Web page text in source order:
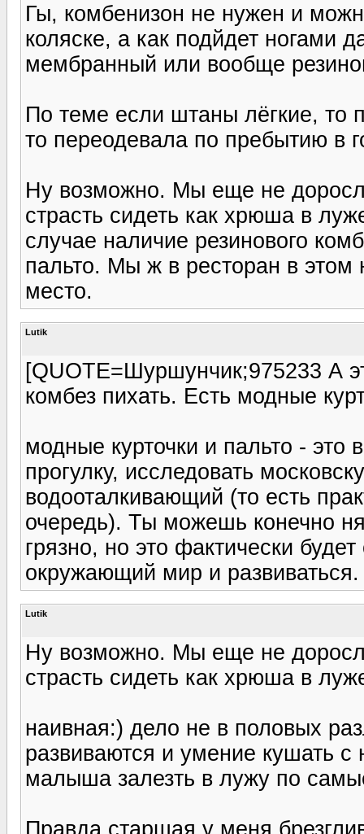
Гы, комбенизон не нужен и
коляске, а как подйдет ногами
мембранный или вообще
По теме если штаны лёгкие, то
то переодевала по пребытию в
Ну возможно. Мы еще не
страсть сидеть как хрюша в
случае наличие резинового
пальто. Мы ж в ресторан в
место.
Lutik
[QUOTE=Шуршунчик;975233 А
комбез пихать. Есть модные
модные курточки и пальто - это
прогулку, исследовать
водооталкивающий (то есть
очередь). Ты можешь конечно
грязно, но это фактически
окружающий мир и
Lutik
Ну возможно. Мы еще не
страсть сидеть как хрюша в
наивная:) дело не в половых
развиваются и умение кушать
малыша залезть в лужу по
Правда старшая у меня